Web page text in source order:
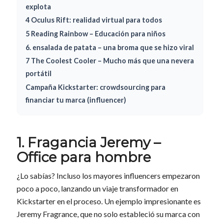
explota
4 Oculus Rift: realidad virtual para todos
5 Reading Rainbow – Educación para niños
6. ensalada de patata – una broma que se hizo viral
7 The Coolest Cooler – Mucho más que una nevera
portátil
Campaña Kickstarter: crowdsourcing para
financiar tu marca (influencer)
1. Fragancia Jeremy –
Office para hombre
¿Lo sabías? Incluso los mayores influencers empezaron
poco a poco, lanzando un viaje transformador en
Kickstarter en el proceso. Un ejemplo impresionante es
Jeremy Fragrance, que no solo estableció su marca con